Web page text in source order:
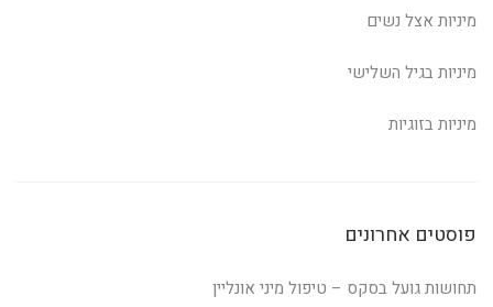
מיניות אצל נשים
מיניות בגיל השלישי
מיניות בזוגיות
פוסטים אחרונים
תחושות גועל בסקס – טיפול מיני אונליין